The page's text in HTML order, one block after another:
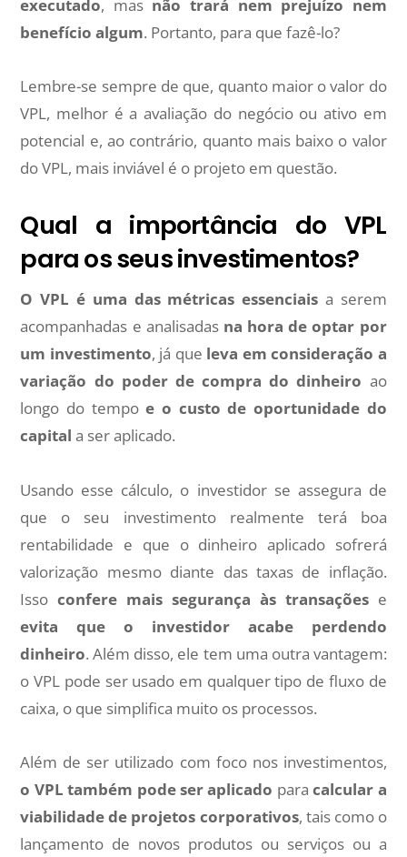
executado, mas não trará nem prejuízo nem
benefício algum. Portanto, para que fazê-lo?
Lembre-se sempre de que, quanto maior o valor do
VPL, melhor é a avaliação do negócio ou ativo em
potencial e, ao contrário, quanto mais baixo o valor
do VPL, mais inviável é o projeto em questão.
Qual a importância do VPL
para os seus investimentos?
O VPL é uma das métricas essenciais a serem
acompanhadas e analisadas na hora de optar por
um investimento, já que leva em consideração a
variação do poder de compra do dinheiro ao
longo do tempoe o custo de oportunidade do
capital a ser aplicado.
Usando esse cálculo, o investidor se assegura de
que o seu investimento realmente terá boa
rentabilidade e que o dinheiro aplicado sofrerá
valorização mesmo diante das taxas de inflação.
Issoconfere mais segurança às transaçõese
evita que o investidor acabe perdendo
dinheiro. Além disso, ele tem uma outra vantagem:
o VPL pode ser usado em qualquer tipo de fluxo de
caixa, o que simplifica muito os processos.
Além de ser utilizado com foco nos investimentos,
o VPL também pode ser aplicado paracalcular a
viabilidade de projetos corporativos, tais como o
lançamento de novos produtos ou serviços ou a